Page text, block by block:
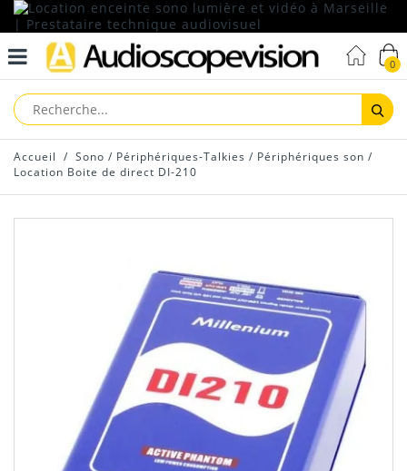
0
Accueil / Sono / Périphériques-Talkies / Périphériques son /
Location Boite de direct DI-210